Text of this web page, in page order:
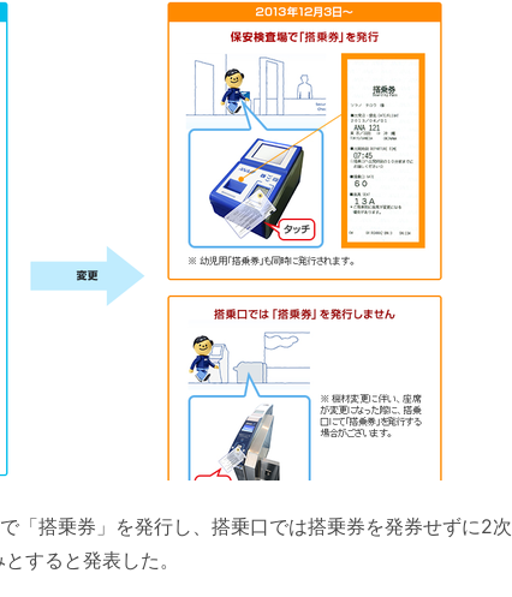
「搭乗券」を発行し、搭乗口では搭乗券を発券せずに2次
すると発表した。